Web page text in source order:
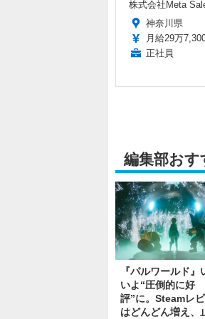
株式会社Meta
神奈川県
月給29万
正社員
編集部おす
『パルワールド』
いよ“圧倒的に好
評”に。Steamレ
はどんどん増え、